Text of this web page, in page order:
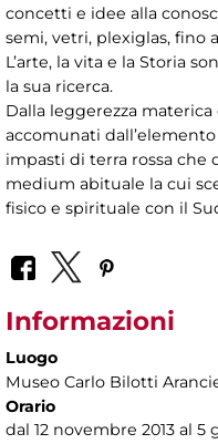
concetti e idee alla
semi, vetri, plexiglas, fino
L’arte, la vita e la Storia
la sua ricerca.
Dalla leggerezza
accomunati
impasti di terra rossa che
medium abituale la cui
fisico e spirituale con il
Informazioni
Luogo
Museo Carlo Bilotti
Orario
dal 12 novembre 2013 al 5